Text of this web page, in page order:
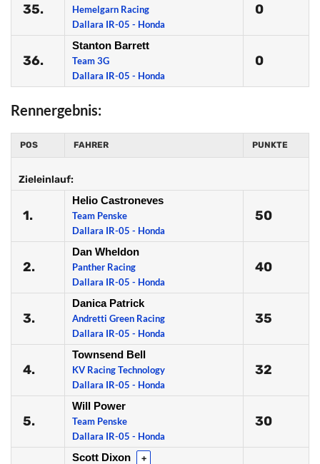
35.
Hemelgarn Racing
Dallara IR-05 - Honda
0
36.
Stanton Barrett
Team 3G
Dallara IR-05 - Honda
0
Rennergebnis:
POS FAHRER PUNKTE
Zieleinlauf:
1.
Helio Castroneves
Team Penske
Dallara IR-05 - Honda
50
2.
Dan Wheldon
Panther Racing
Dallara IR-05 - Honda
40
3.
Danica Patrick
Andretti Green Racing
Dallara IR-05 - Honda
35
4.
Townsend Bell
KV Racing Technology
Dallara IR-05 - Honda
32
5.
Will Power
Team Penske
Dallara IR-05 - Honda
30
Scott Dixon +